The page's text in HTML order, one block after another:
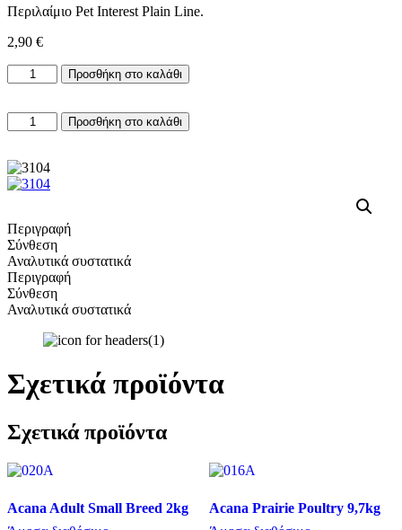
Περιλαίμιο Pet Interest Plain Line.
2,90 €
Περιλαίμιο
Pet
Plain
Line
2,0×32-
50cm
Προσθήκη στο καλάθι
Περιλαίμιο
Pet
Plain
Line
50cm
Ροζ
ποσότητα
Προσθήκη στο καλάθι
Περιγραφή
Σύνθεση
Αναλυτικά συστατικά
Περιγραφή
Σύνθεση
Αναλυτικά συστατικά
Σχετικά προϊόντα
Σχετικά προϊόντα
Acana Adult Small Breed 2kg
Acana Prairie Poultry 9,7kg